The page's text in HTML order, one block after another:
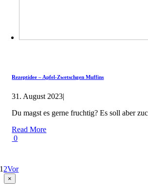
Rezeptidee – Apfel-Zwetschgen Muffins
31. August 2023|
Du magst es gerne fruchtig? Es soll aber
Read More
0
12Vor
Close
product
×